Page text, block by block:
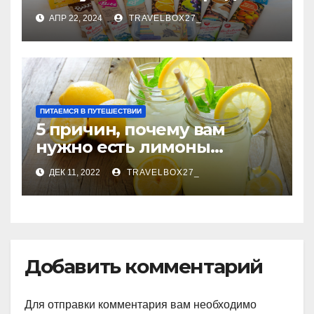
покупкой
АПР 22, 2024 TRAVELBOX27_
ПИТАЕМСЯ В ПУТЕШЕСТВИИ
5 причин, почему вам
нужно есть лимоны
каждый день
ДЕК 11, 2022 TRAVELBOX27_
Добавить комментарий
Для отправки комментария вам необходимо